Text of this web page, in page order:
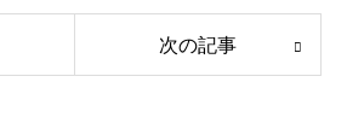
次の記事